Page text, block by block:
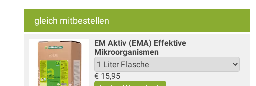
gleich mitbestellen
EM Aktiv (EMA) Effektive
Mikroorganismen
€ 15,95